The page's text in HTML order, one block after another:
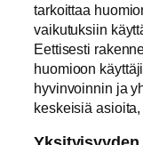
tarkoittaa
vaikutuksiin
Eettisesti
huomioon
hyvinvoinnin ja
keskeisiä